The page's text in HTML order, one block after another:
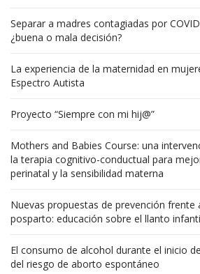
Separar a madres contagiadas por
¿buena o mala decisión?
La experiencia de la maternidad en
Espectro Autista
Proyecto “Siempre con mi hij@”
Mothers and Babies Course: una
la terapia cognitivo-conductual para
perinatal y la sensibilidad materna
Nuevas propuestas de prevención frente
posparto: educación sobre el llanto
El consumo de alcohol durante el inicio
del riesgo de aborto espontáneo